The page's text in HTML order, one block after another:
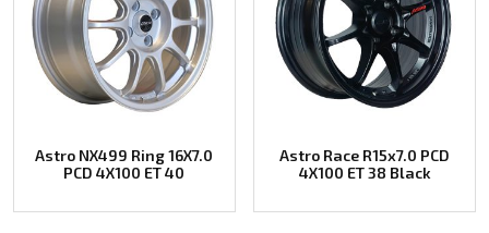
Astro NX499 Ring 16X7.0
PCD 4X100 ET 40
Astro Race R15x7.0 PCD
4X100 ET 38 Black